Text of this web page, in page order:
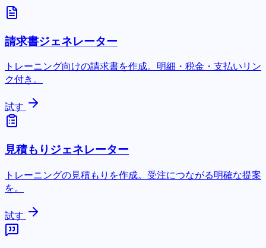
請求書ジェネレーター
トレーニング向けの請求書を作成。明細・税金・支払いリン
ク付き。
試す
見積もりジェネレーター
トレーニングの見積もりを作成。受注につながる明確な提案
を。
試す